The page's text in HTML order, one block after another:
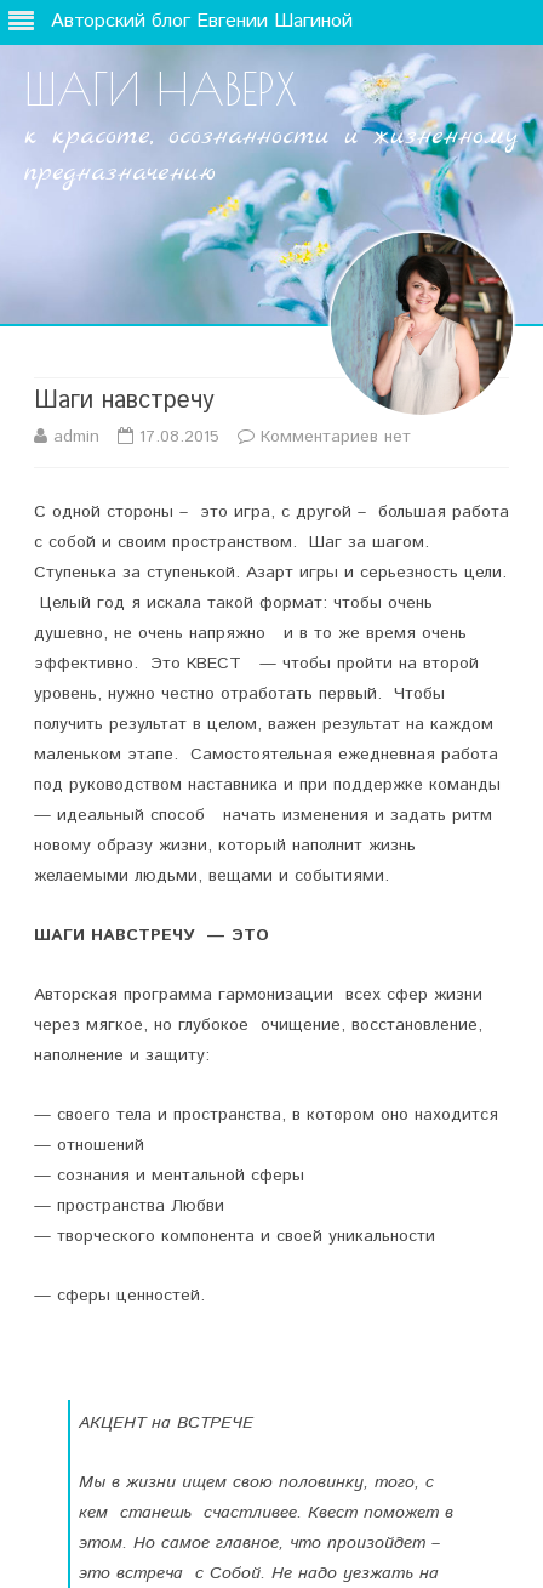
Авторский блог Евгении Шагиной
ШАГИ НАВЕРХ
к красоте, осознанности и жизненному
предназначению
Шаги навстречу
admin 17.08.2015 Комментариев к
а
п
и
и
Ш
а
г
в
с
р
у
нет
С одной стороны – это игра, с другой – большая работа
с собой и своим пространством. Шаг за шагом.
Ступенька за ступенькой. Азарт игры и серьезность цели.
Целый год я искала такой формат: чтобы очень
душевно, не очень напряжно и в то же время очень
эффективно. Это КВЕСТ — чтобы пройти на второй
уровень, нужно честно отработать первый. Чтобы
получить результат в целом, важен результат на каждом
маленьком этапе. Самостоятельная ежедневная работа
под руководством наставника и при поддержке команды
— идеальный способ начать изменения и задать ритм
новому образу жизни, который наполнит жизнь
желаемыми людьми, вещами и событиями.
ШАГИ НАВСТРЕЧУ — ЭТО
Авторская программа гармонизации всех сфер жизни
через мягкое, но глубокое очищение, восстановление,
наполнение и защиту:
— своего тела и пространства, в котором оно находится
— отношений
— сознания и ментальной сферы
— пространства Любви
— творческого компонента и своей уникальности
— сферы ценностей.
АКЦЕНТна ВСТРЕЧЕ
Мы в жизни ищем свою половинку, того, с
кем станешь счастливее. Квест поможет в
этом. Но самое главное, что произойдет –
это встреча с Собой. Не надо уезжать на